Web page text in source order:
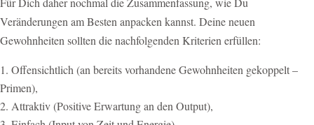
Veränderungen am Besten anpacken kannst. Deine neuen
Gewohnheiten sollten die nachfolgenden Kriterien erfüllen:
Offensichtlich (an bereits vorhandene Gewohnheiten gekoppelt –
Primen),
Attraktiv (Positive Erwartung an den Output),